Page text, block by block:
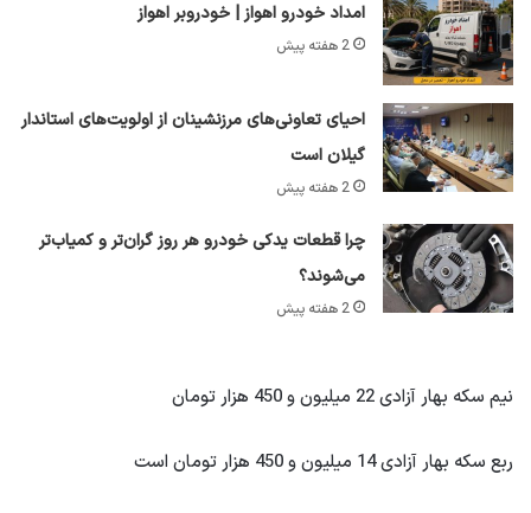
امداد خودرو اهواز | خودروبر اهواز
2 هفته پیش
احیای تعاونی‌های مرزنشینان از اولویت‌های استاندار
گیلان است
2 هفته پیش
چرا قطعات یدکی خودرو هر روز گران‌تر و کمیاب‌تر
می‌شوند؟
2 هفته پیش
نیم سکه بهار آزادی 22 میلیون و 450 هزار تومان
ربع سکه بهار آزادی 14 میلیون و 450 هزار تومان است